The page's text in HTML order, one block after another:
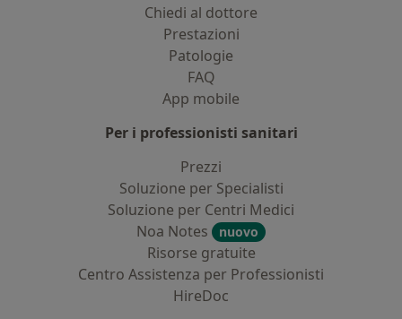
Chiedi al dottore
Prestazioni
Patologie
FAQ
App mobile
Per i professionisti sanitari
Prezzi
Soluzione per Specialisti
Soluzione per Centri Medici
Noa Notes
nuovo
Risorse gratuite
Centro Assistenza per Professionisti
HireDoc